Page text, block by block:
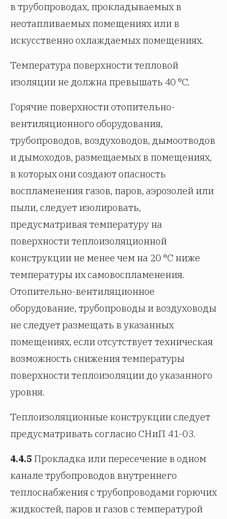
в трубопроводах, прокладываемых в
неотапливаемых помещениях или в
искусственно охлаждаемых помещениях.
Температура поверхности тепловой
изоляции не должна превышать 40 °C.
Горячие поверхности отопительно-
вентиляционного оборудования,
трубопроводов, воздуховодов, дымоотводов
и дымоходов, размещаемых в помещениях,
в которых они создают опасность
воспламенения газов, паров, аэрозолей или
пыли, следует изолировать,
предусматривая температуру на
поверхности теплоизоляционной
конструкции не менее чем на 20 °C ниже
температуры их самовоспламенения.
Отопительно-вентиляционное
оборудование, трубопроводы и воздуховоды
не следует размещать в указанных
помещениях, если отсутствует техническая
возможность снижения температуры
поверхности теплоизоляции до указанного
уровня.
Теплоизоляционные конструкции следует
предусматривать согласно СНиП 41-03.
4.4.5 Прокладка или пересечение в одном
канале трубопроводов внутреннего
теплоснабжения с трубопроводами горючих
жидкостей, паров и газов с температурой